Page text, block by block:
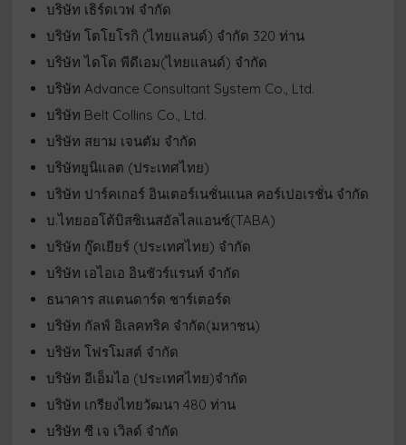
บริษัท เธิร์ดเวฟ จำกัด
บริษัท โตโยโรกิ (ไทยแลนด์) จำกัด 320 ท่าน
บริษัท ไดโด พีดีเอม(ไทยแลนด์) จำกัด
บริษัท Advance Consultant System Co., Ltd.
บริษัท Belt Collins Co., Ltd.
บริษัท สยาม เจนตัม จำกัด
บริษัทยูนิแลต (ประเทศไทย)
บริษัท ปาร์คเกอร์ อินเตอร์เนชั่นแนล คอร์เปอเรชั่น จำกัด
บ.ไทยออโต้บิสซิเนสอัลไลแอนซ์(TABA)
บริษัท กู๊ดเยียร์ (ประเทศไทย) จำกัด
บริษัท เอไอเอ อินชัวร์แรนท์ จำกัด
ธนาคาร สแตนดาร์ด ชาร์เตอร์ด
บริษัท กัลฟ์ อิเลคทริค จำกัด(มหาชน)
บริษัท โฟรโมสต์ จำกัด
บริษัท อีเอ็มไอ (ประเทศไทย)จำกัด
บริษัท เกรียงไทยวัฒนา 480 ท่าน
บริษัท ซี เจ เวิลด์ จำกัด